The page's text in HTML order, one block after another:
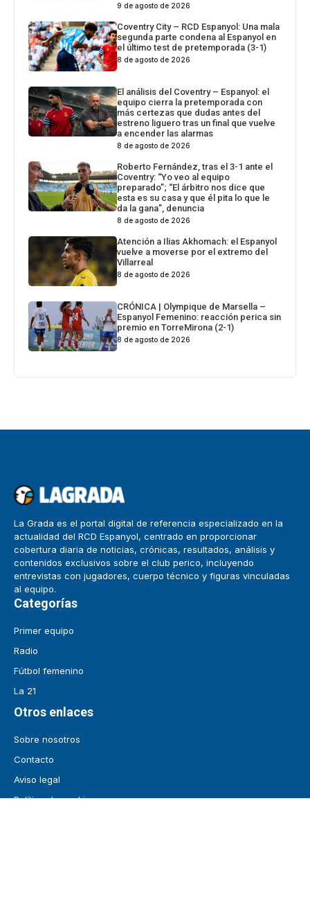
9 de agosto de 2026
Coventry City – RCD Espanyol: Una mala
segunda parte condena al Espanyol en
el último test de pretemporada (3-1)
8 de agosto de 2026
El análisis del Coventry – Espanyol: el
equipo cierra la pretemporada con
más certezas que dudas antes del
estreno liguero tras un final que vuelve
a encender las alarmas
8 de agosto de 2026
Roberto Fernández, tras el 3-1 ante el
Coventry: “Yo veo al equipo
preparado”; “El árbitro nos dice que
esta es su casa y que él pita lo que le
da la gana”, denuncia
8 de agosto de 2026
Atención a Ilias Akhomach: el Espanyol
vuelve a moverse por el extremo del
Villarreal
8 de agosto de 2026
CRÓNICA | Olympique de Marsella –
Espanyol Femenino: reacción perica sin
premio en TorreMirona (2-1)
8 de agosto de 2026
La Grada es el portal digital de referencia especializado en la
actualidad del RCD Espanyol, centrado en proporcionar
cobertura diaria de noticias, crónicas, resultados, análisis y
contenidos exclusivos sobre el club perico, incluyendo
entrevistas con jugadores, cuerpo técnico y figuras vinculadas
al equipo.
Categorías
Primer equipo
Radio
Fútbol femenino
La 21
Otros enlaces
Sobre nosotros
Contacto
Aviso legal
Política de cookies